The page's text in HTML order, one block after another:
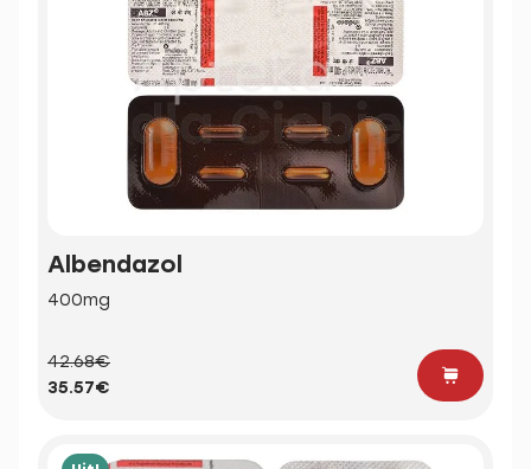
Albendazol
400mg
42.68€
35.57€